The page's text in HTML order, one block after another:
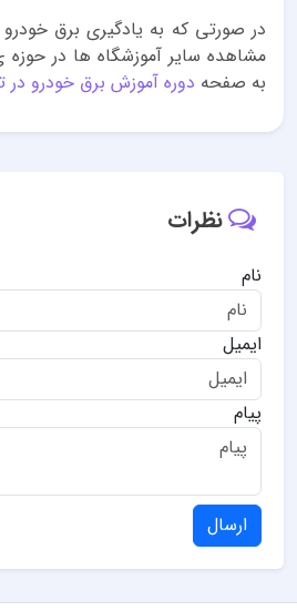
در صورتی که به یادگیری برق
مشاهده سایر آموزشگاه ها در
به صفحه دوره آموزش برق خودرو در
نظرات
نام
ایمیل
پیام
ارسال